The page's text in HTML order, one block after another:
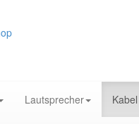
Lautsprecher Kabel